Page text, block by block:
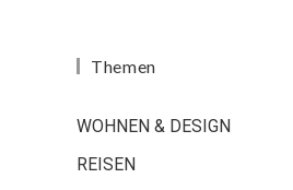
Themen
WOHNEN & DESIGN
REISEN